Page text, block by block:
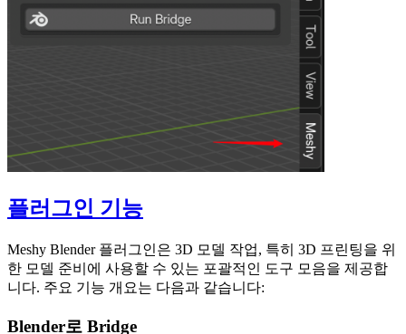
플러그인 기능
Meshy Blender 플러그인은 3D 모델 작업, 특히 3D 프린팅을 위
한 모델 준비에 사용할 수 있는 포괄적인 도구 모음을 제공합
니다. 주요 기능 개요는 다음과 같습니다:
Blender로 Bridge